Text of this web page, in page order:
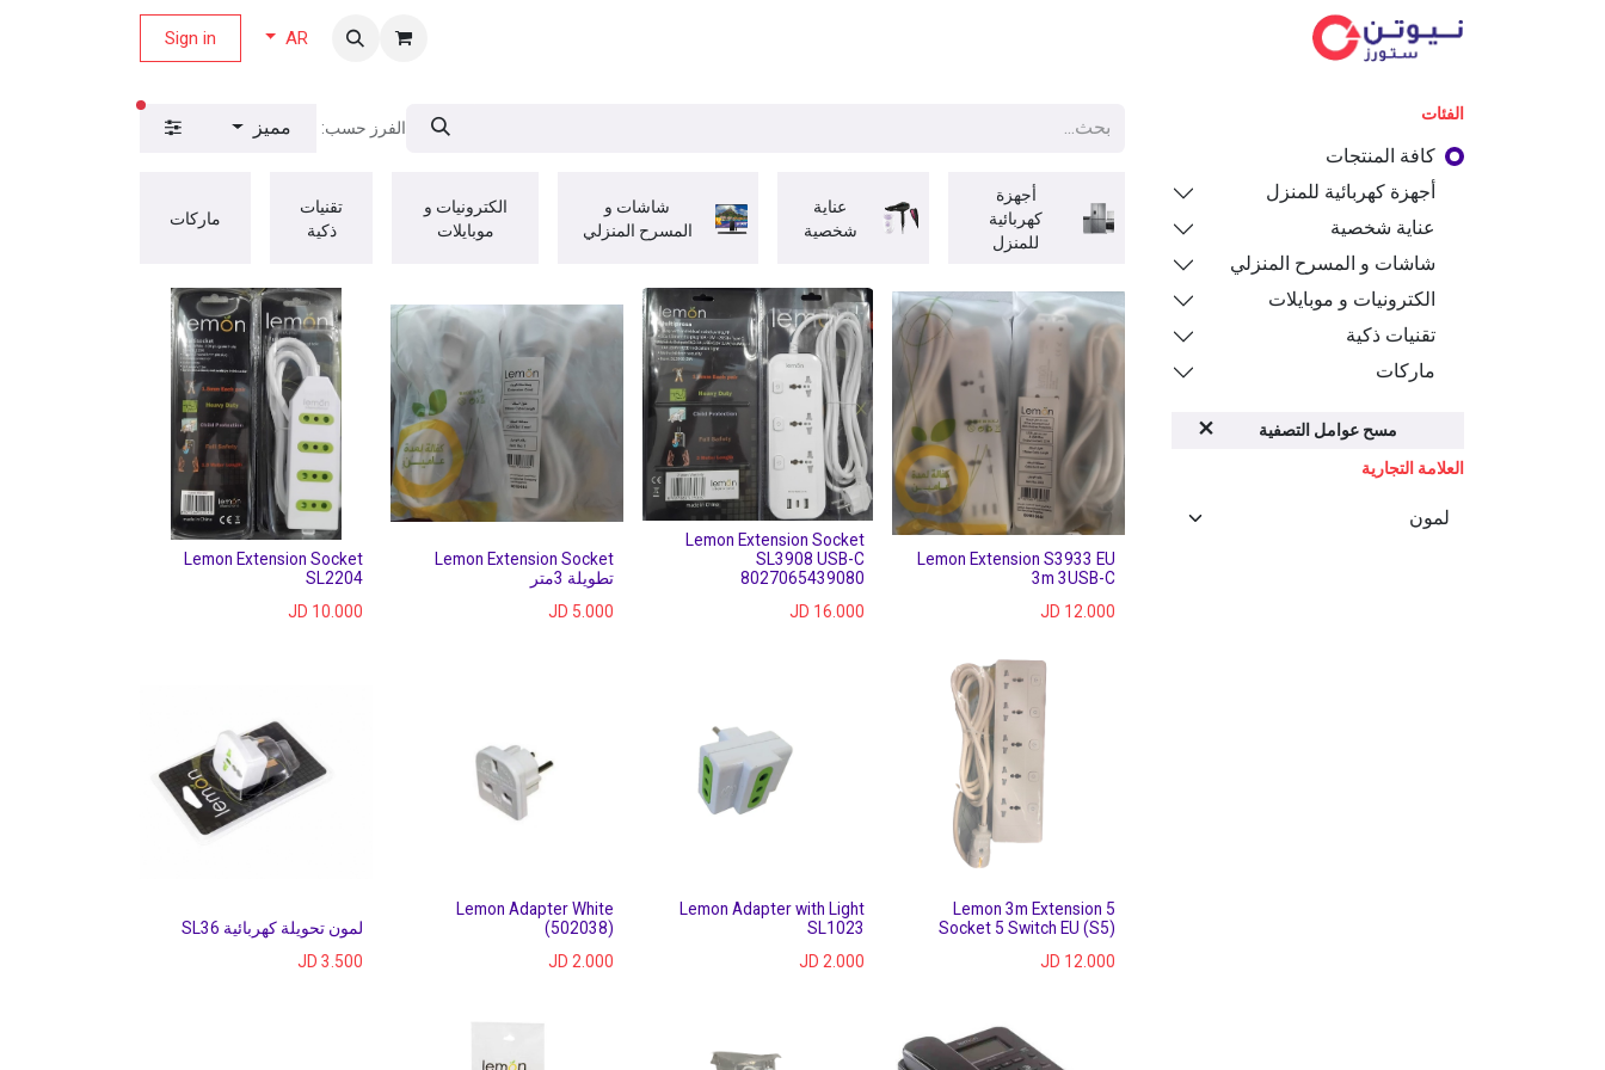
AR
Sign in
الفئات
كافة المنتجات
أجهزة كهربائية للمنزل
عناية شخصية
شاشات و المسرح المنزلي
الكترونيات و موبايلات
تقنيات ذكية
ماركات
مسح عوامل التصفية
العلامة التجارية
الفرز حسب: مميز عوامل التصفية
أجهزة
كهربائية
للمنزل
عناية
شخصية
شاشات و
المسرح المنزلي
الكترونيات و
موبايلات
تقنيات
ذكية
ماركات
Lemon Extension S3933 EU
3m 3USB-C
12.000
Lemon Extension Socket
SL3908 USB-C
8027065439080
16.000
Lemon Extension Socket
تطويلة 3متر
5.000
Lemon Extension Socket
SL2204
10.000
Lemon 3m Extension 5
Socket 5 Switch EU (S5)
12.000
Lemon Adapter with Light
SL1023
2.000
Lemon Adapter White
(502038)
2.000
لمون تحويلة كهربائية SL36
3.500